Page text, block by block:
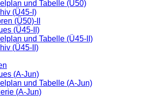
und Tabelle (Ü50)
(Ü45-I)
(Ü50)-II
(Ü45-II)
und Tabelle (Ü45-II)
(Ü45-II)
(A-Jun)
und Tabelle (A-Jun)
(A-Jun)